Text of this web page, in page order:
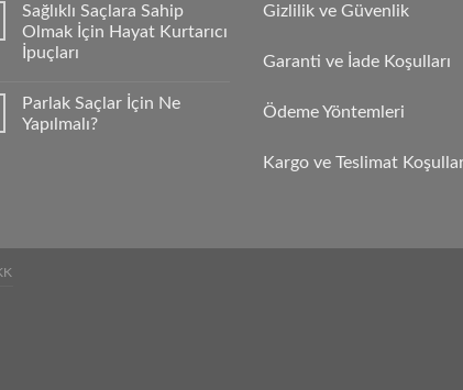
Sağlıklı Saçlara Sahip
Olmak İçin Hayat Kurtarıcı
İpuçları
Parlak Saçlar İçin Ne
Yapılmalı?
Gizlilik ve Güvenlik
Garanti ve İade Koşulları
Ödeme Yöntemleri
Kargo ve Teslimat